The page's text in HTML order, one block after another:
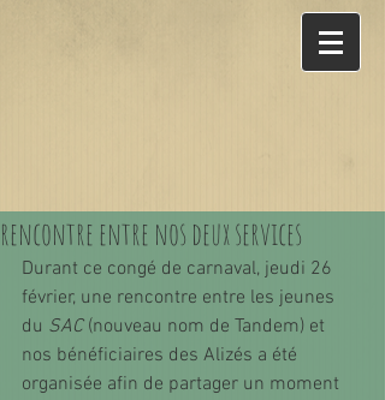
rencontre entre nos deux services
Durant ce congé de carnaval, jeudi 26
février, une rencontre entre les jeunes
du SAC (nouveau nom de Tandem) et
nos bénéficiaires des Alizés a été
organisée afin de partager un moment